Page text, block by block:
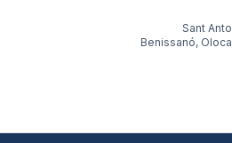
Sant
Benissanó,